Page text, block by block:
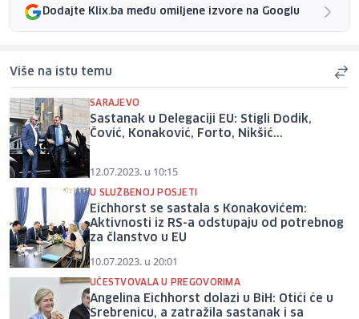
Dodajte Klix.ba među omiljene izvore na Googlu
Više na istu temu
SARAJEVO
Sastanak u Delegaciji EU: Stigli Dodik,
Čović, Konaković, Forto, Nikšić...
12.07.2023. u 10:15
U SLUŽBENOJ POSJETI
Eichhorst se sastala s Konakovićem:
Aktivnosti iz RS-a odstupaju od potrebnog
za članstvo u EU
10.07.2023. u 20:01
UČESTVOVALA U PREGOVORIMA
Angelina Eichhorst dolazi u BiH: Otići će u
Srebrenicu, a zatražila sastanak i sa